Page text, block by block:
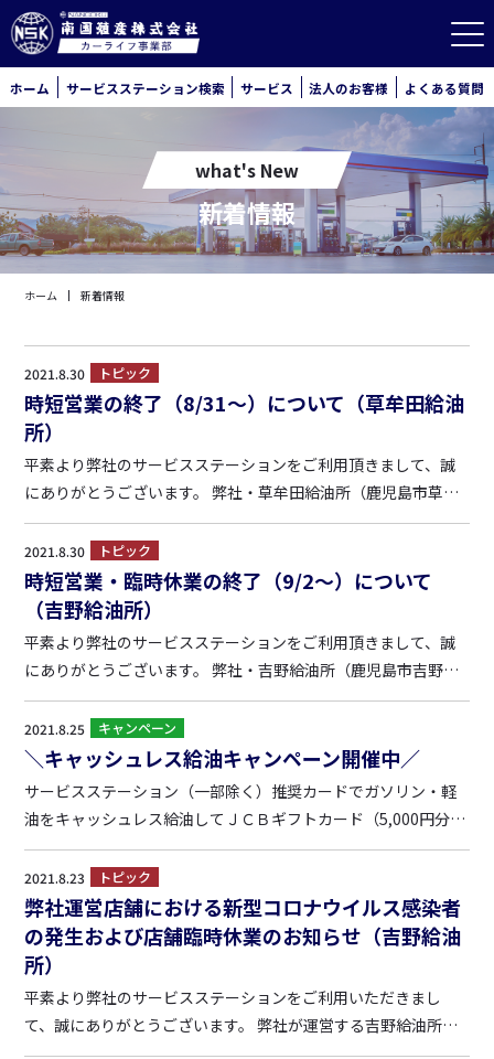
ホーム サービスステーション検索 サービス 法人のお客様 よくある質問
what's New
新着情報
ホーム 新着情報
2021.8.30 トピック
時短営業の終了（8/31～）について（草牟田給油
所）
平素より弊社のサービスステーションをご利用頂きまして、誠
にありがとうございます。 弊社・草牟田給油所（鹿児島市草牟
田2-11-6 ）について、人員不足により8月21日から8:00～20:00
の時短営業をさせて頂いておりましたが、通常営業の体制が整
いましたので8月31日より時短営業を解消させて頂...
2021.8.30 トピック
時短営業・臨時休業の終了（9/2～）について
（吉野給油所）
平素より弊社のサービスステーションをご利用頂きまして、誠
にありがとうございます。 弊社・吉野給油所（鹿児島市吉野町1
549）について、人員不足により8月24日から平日9:00～18:00の
時短営業、土曜・日曜は臨時休業させて頂いておりましたが、
通常営業の体制が整いましたので9月2日より時短営業...
2021.8.25 キャンペーン
＼キャッシュレス給油キャンペーン開催中／
サービスステーション（一部除く）推奨カードでガソリン・軽
油をキャッシュレス給油してＪＣＢギフトカード（5,000円分）
を当てよう！ 【キャンペーン期間】 ・第１回 2021年7月1日
～7月31日（抽選完了） ・第２回 2021年8月1日～8月31日
（実施中） ・第３回 2021年9月1日...
2021.8.23 トピック
弊社運営店舗における新型コロナウイルス感染者
の発生および店舗臨時休業のお知らせ（吉野給油
所）
平素より弊社のサービスステーションをご利用いただきまし
て、誠にありがとうございます。 弊社が運営する吉野給油所
（鹿児島市吉野町1549）においてコロナウイルスの感染者が発